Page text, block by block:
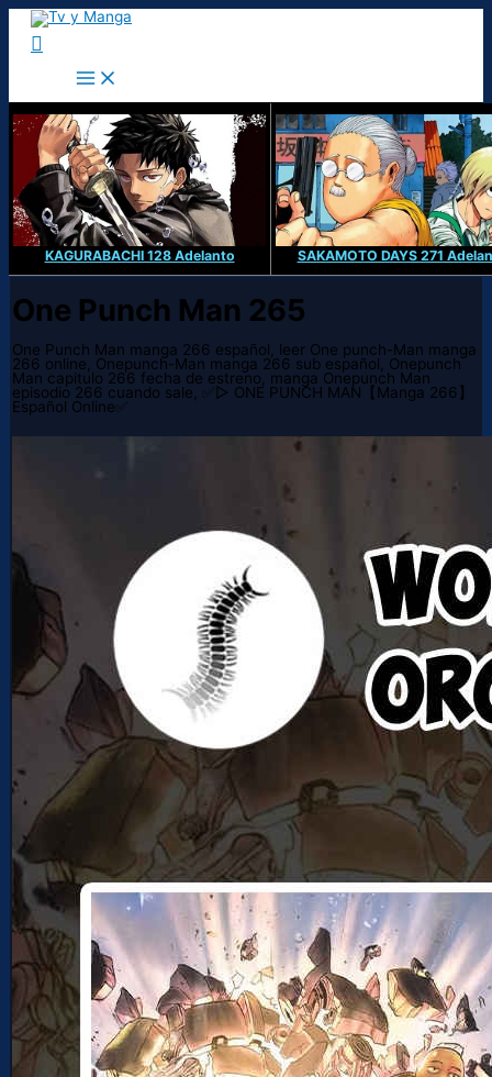
Ir
contenido
Buscar
KAGURABACHI 128 Adelanto SAKAMOTO DAYS 271
One Punch Man 265
One Punch Man manga 266 español, leer One punch-Man manga
266 online, Onepunch-Man manga 266 sub español, Onepunch
Man capitulo 266 fecha de estreno, manga Onepunch Man
episodio 266 cuando sale, ✅▷ ONE PUNCH MAN【Manga 266】
Español Online✅